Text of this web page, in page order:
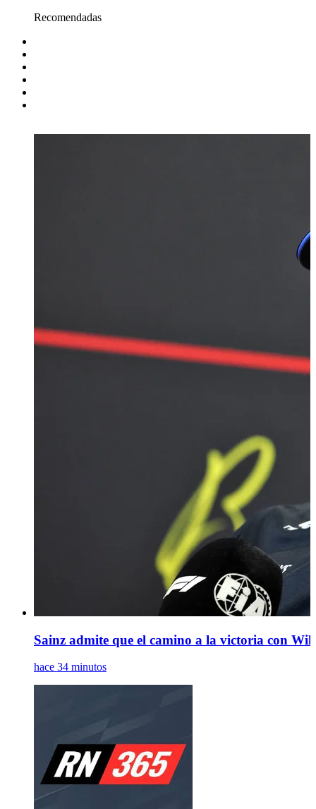
Recomendadas
Sainz admite que el camino a la victoria con
hace 34 minutos